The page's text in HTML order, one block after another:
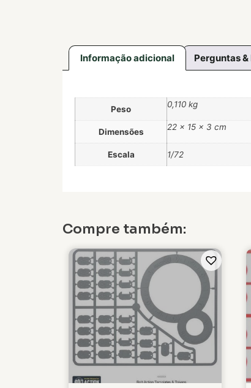
Informação adicional Perguntas
Peso 0,110 kg
Dimensões 22 × 15 × 3 cm
Escala 1/72
Compre também: